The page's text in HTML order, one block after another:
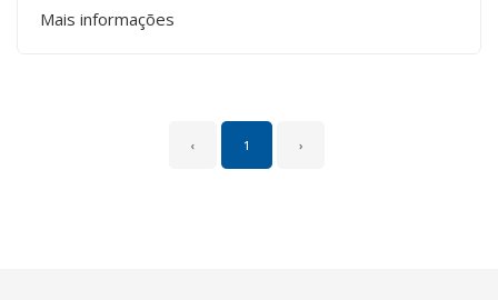
Mais informações
‹ 1 ›